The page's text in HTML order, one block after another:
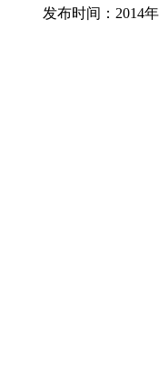
发布时间：2014